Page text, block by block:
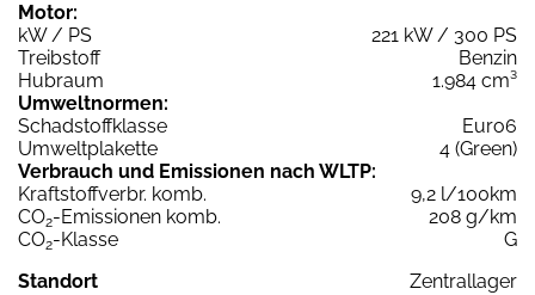
Motor:
kW / PS
221 kW / 300 PS
Treibstoff
Benzin
Hubraum
1.984 cm³
Umweltnormen:
Schadstoffklasse
Euro6
Umweltplakette
4 (Green)
Verbrauch und Emissionen nach WLTP:
Kraftstoffverbr. komb.
9,2 l/100km
CO2-Emissionen komb.
208 g/km
CO2-Klasse
G
Standort
Zentrallager